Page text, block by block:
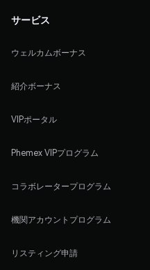
サービス
ウェルカムボーナス
紹介ボーナス
VIPポータル
Phemex VIPプログラム
コラボレータープログラム
機関アカウントプログラム
リスティング申請